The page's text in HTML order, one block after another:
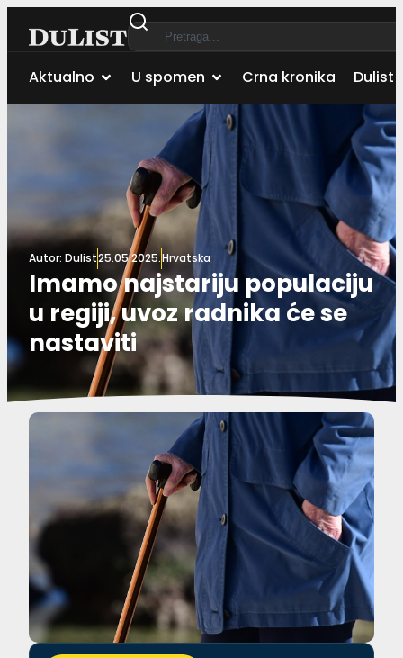
Aktualno U spomen Crna kronika Dulist
Autor: Dulist25.05.2025.Hrvatska
Imamo najstariju populaciju
u regiji, uvoz radnika će se
nastaviti